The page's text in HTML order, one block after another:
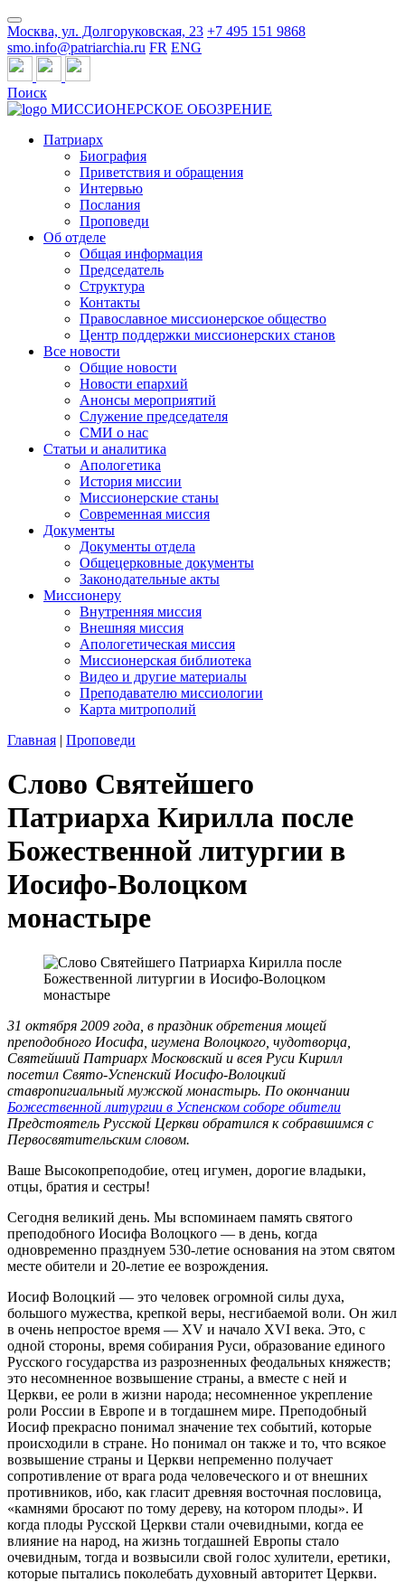
Москва, ул. Долгоруковская, 23 +7 495 151 9868
smo.info@patriarchia.ru FR ENG
Поиск
МИССИОНЕРСКОЕ ОБОЗРЕНИЕ
Патриарх
Биография
Приветствия и обращения
Интервью
Послания
Проповеди
Об отделе
Общая информация
Председатель
Структура
Контакты
Православное миссионерское общество
Центр поддержки миссионерских станов
Все новости
Общие новости
Новости епархий
Анонсы мероприятий
Служение председателя
СМИ о нас
Статьи и аналитика
Апологетика
История миссии
Миссионерские станы
Современная миссия
Документы
Документы отдела
Общецерковные документы
Законодательные акты
Миссионеру
Внутренняя миссия
Внешняя миссия
Апологетическая миссия
Миссионерская библиотека
Видео и другие материалы
Преподавателю миссиологии
Карта митрополий
Главная | Проповеди
Слово Святейшего
Патриарха Кирилла после
Божественной литургии в
Иосифо-Волоцком
монастыре
31 октября 2009 года, в праздник обретения мощей
преподобного Иосифа, игумена Волоцкого, чудотворца,
Святейший Патриарх Московский и всея Руси Кирилл
посетил Свято-Успенский Иосифо-Волоцкий
ставропигиальный мужской монастырь. По окончании
Божественной литургии в Успенском соборе обители
Предстоятель Русской Церкви обратился к собравшимся с
Первосвятительским словом.
Ваше Высокопреподобие, отец игумен, дорогие владыки,
отцы, братия и сестры!
Сегодня великий день. Мы вспоминаем память святого
преподобного Иосифа Волоцкого — в день, когда
одновременно празднуем 530-летие основания на этом святом
месте обители и 20-летие ее возрождения.
Иосиф Волоцкий — это человек огромной силы духа,
большого мужества, крепкой веры, несгибаемой воли. Он жил
в очень непростое время — XV и начало XVI века. Это, с
одной стороны, время собирания Руси, образование единого
Русского государства из разрозненных феодальных княжеств;
это несомненное возвышение страны, а вместе с ней и
Церкви, ее роли в жизни народа; несомненное укрепление
роли России в Европе и в тогдашнем мире. Преподобный
Иосиф прекрасно понимал значение тех событий, которые
происходили в стране. Но понимал он также и то, что всякое
возвышение страны и Церкви непременно получает
сопротивление от врага рода человеческого и от внешних
противников, ибо, как гласит древняя восточная пословица,
«камнями бросают по тому дереву, на котором плоды». И
когда плоды Русской Церкви стали очевидными, когда ее
влияние на народ, на жизнь тогдашней Европы стало
очевидным, тогда и возвысили свой голос хулители, еретики,
которые пытались поколебать духовный авторитет Церкви.